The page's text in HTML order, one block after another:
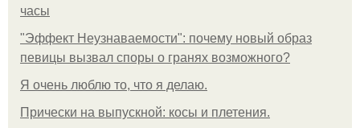
часы
"Эффект Неузнаваемости": почему новый образ
певицы вызвал споры о гранях возможного?
Я очень люблю то, что я делаю.
Прически на выпускной: косы и плетения.